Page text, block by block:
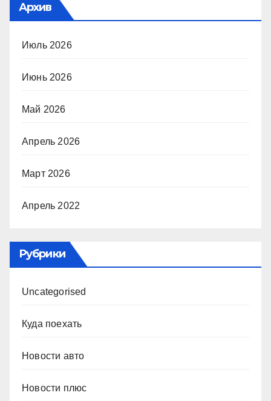
Архив
Июль 2026
Июнь 2026
Май 2026
Апрель 2026
Март 2026
Апрель 2022
Рубрики
Uncategorised
Куда поехать
Новости авто
Новости плюс